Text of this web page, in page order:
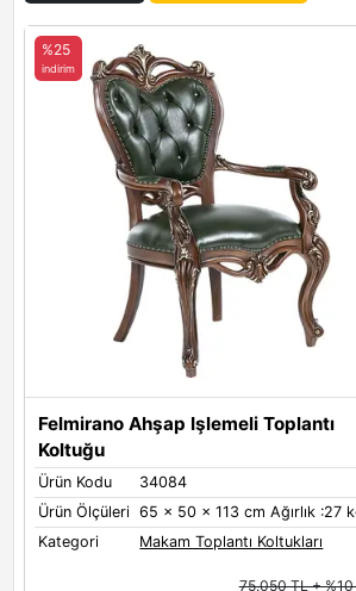
Felmirano Ahşap Işlemeli Toplantı
Koltuğu
Ürün Kodu
34084
Ürün Ölçüleri 65 x 50 x 113 cm Ağırlık :27
Kategori
Makam Toplantı Koltukları
%25
indirim
75.050 TL + %10